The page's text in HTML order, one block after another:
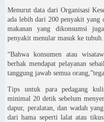
Menurut data dari Organisasi
ada lebih dari 200 penyakit yang
makanan yang dikonsumsi
penyakit menular masuk ke tubuh.
“Bahwa konsumen atau
berhak mendapat pelayanan
tanggung jawab semua
Tips untuk para pedagang
minimal 20 detik sebelum
dapur, peralatan, dan wadah
dari hama seperti lalat atau